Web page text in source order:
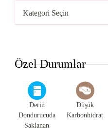
Kategorileri
Özel Durumlar
Derin
Dondurucuda
Saklanan
Düşük
Karbonhidrat